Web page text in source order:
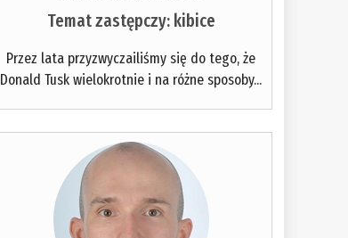
Temat zastępczy: kibice
Przez lata przyzwyczailiśmy się do tego, że
Donald Tusk wielokrotnie i na różne sposoby...